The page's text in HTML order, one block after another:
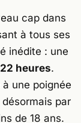
cap dans
à tous ses
inédite : une
heures.
une poignée
par
de 18 ans.